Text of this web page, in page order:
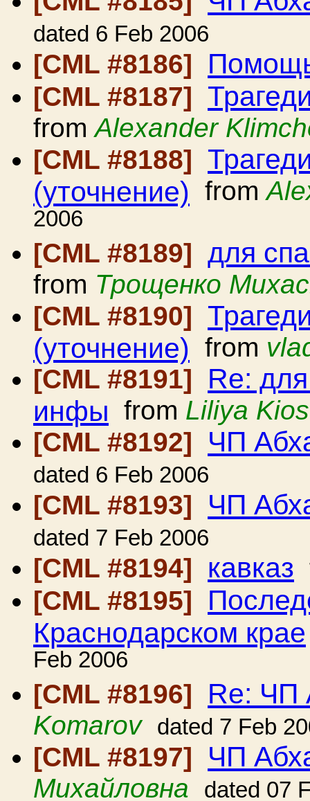
dated 6 Feb 2006
[CML #8186]
[CML #8187]
fromAlexander
[CML #8188]
(уточнение) from
2006
[CML #8189] для
from Трощенко
[CML #8190]
(уточнение) from
[CML #8191]
Re:
инфы from Liliya
[CML #8192]
ЧП
dated 6 Feb 2006
[CML #8193] ЧП
dated 7 Feb 2006
[CML #8194] кавказ
[CML #8195]
Краснодарском крае
Feb 2006
[CML #8196]
Re: ЧП
Komarov dated 7 Feb
[CML #8197] ЧП
Михайловна dated 07